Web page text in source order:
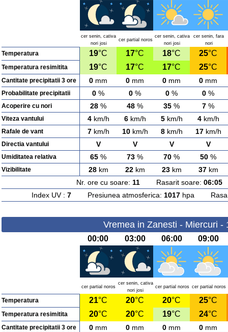
cer senin, cativa
nori josi
cer partial noros
cer senin, cativa
nori josi
cer senin, fara
nori
Temperatura 19°C 17°C 18°C 25°C
Temperatura resimitita 19°C 17°C 17°C 25°C
Cantitate precipitatii 3 ore 0 mm 0 mm 0 mm 0 mm
Probabilitate precipitatii 0 % 0 % 0 % 0 %
Acoperire cu nori 28 % 48 % 35 % 7 %
Viteza vantului 4km/h 6km/h 5km/h 4km/h
Rafale de vant 7km/h 10km/h 8km/h 17km/h
Directia vantului V V V V
Umiditatea relativa 65 % 73 % 70 % 50 %
Vizibilitate 28km 22km 23km 37km
Nr. ore cu soare: 11 Rasarit soare: 06:05
Index UV : 7Presiunea atmosferica: 1017hpa
Vremea in Zanesti - Miercuri -
00:00 03:00 06:00 09:00
cer partial noros
cer senin, cativa
nori josi
cer partial noros cer partial noros
Temperatura 21°C 20°C 20°C 25°C
Temperatura resimitita 20°C 20°C 19°C 24°C
Cantitate precipitatii 3 ore 0 mm 0 mm 0 mm 0 mm